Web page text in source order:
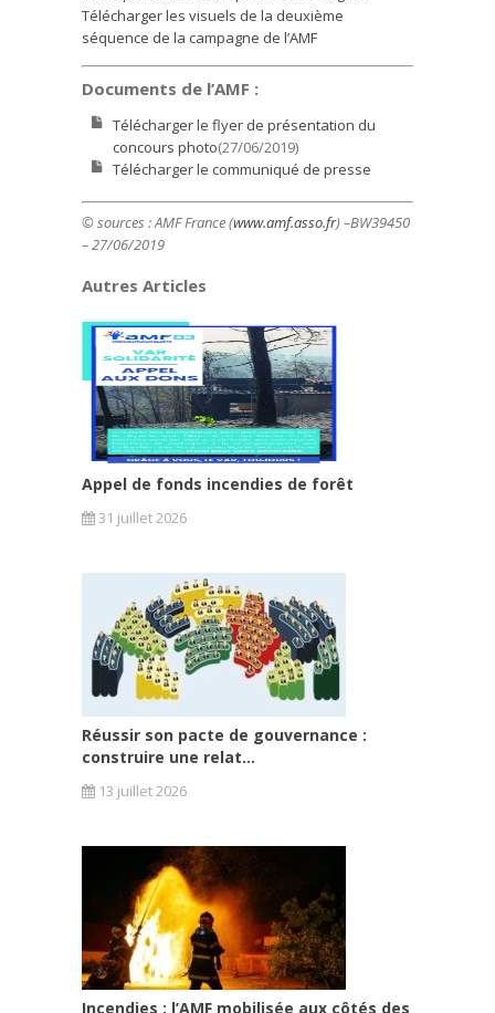
Télécharger les visuels de la deuxième
séquence de la campagne de l’AMF
Documents de l’AMF :
Télécharger le flyer de présentation du
concours photo(27/06/2019)
Télécharger le communiqué de presse
© sources : AMF France (www.amf.asso.fr) –BW39450
– 27/06/2019
Autres Articles
Appel de fonds incendies de forêt
31 juillet 2026
Réussir son pacte de gouvernance :
construire une relat...
13 juillet 2026
Incendies : l’AMF mobilisée aux côtés des